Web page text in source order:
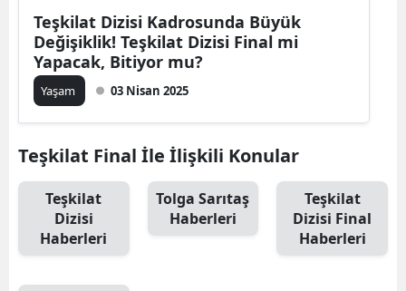
Teşkilat Dizisi Kadrosunda Büyük
Değişiklik! Teşkilat Dizisi Final mi
Yapacak, Bitiyor mu?
Yaşam 03 Nisan 2025
Teşkilat Final İle İlişkili Konular
Teşkilat
Dizisi
Haberleri
Tolga Sarıtaş
Haberleri
Teşkilat
Dizisi Final
Haberleri